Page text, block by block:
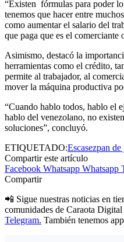
“Existen fórmulas para poder
tenemos que hacer entre
como aumentar el salario del
que paga que es el comerciante
Asimismo, destacó la
herramientas como el crédito,
permite al trabajador, al
mover la máquina productiva
“Cuando hablo todos, hablo el
hablo del venezolano, no
soluciones”, concluyó.
ETIQUETADO:Escasezpan de
Compartir este artículo
Facebook Whatsapp Whatsapp
Compartir
📲 Sigue nuestras noticias en
comunidades de Caraota
Telegram. También tenemos